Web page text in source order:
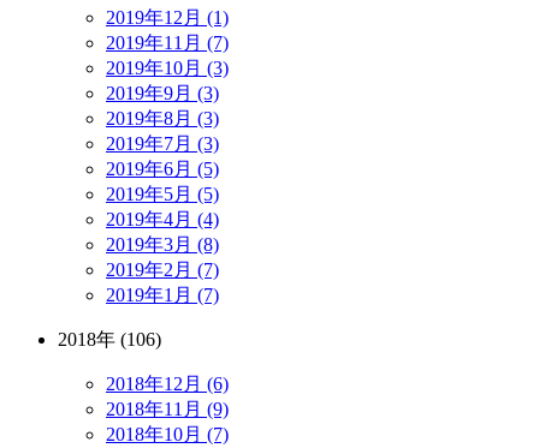
2019年12月 (1)
2019年11月 (7)
2019年10月 (3)
2019年9月 (3)
2019年8月 (3)
2019年7月 (3)
2019年6月 (5)
2019年5月 (5)
2019年4月 (4)
2019年3月 (8)
2019年2月 (7)
2019年1月 (7)
2018年 (106)
2018年12月 (6)
2018年11月 (9)
2018年10月 (7)